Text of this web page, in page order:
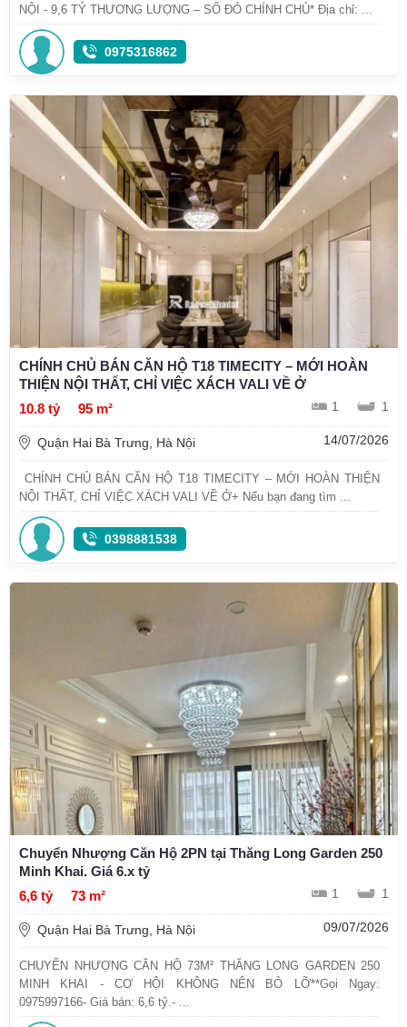
NỘI - 9,6 TỶ THƯƠNG LƯỢNG – SỔ ĐỎ CHÍNH CHỦ* Địa chỉ: ...
0975316862
CHÍNH CHỦ BÁN CĂN HỘ T18 TIMECITY – MỚI HOÀN
THIỆN NỘI THẤT, CHỈ VIỆC XÁCH VALI VỀ Ở
10.8 tỷ
95 m² 1 1
Quận Hai Bà Trưng, Hà Nội 14/07/2026
CHÍNH CHỦ BÁN CĂN HỘ T18 TIMECITY – MỚI HOÀN THIỆN
NỘI THẤT, CHỈ VIỆC XÁCH VALI VỀ Ở+ Nếu bạn đang tìm ...
0398881538
Chuyển Nhượng Căn Hộ 2PN tại Thăng Long Garden 250
Minh Khai. Giá 6.x tỷ
6,6 tỷ
73 m² 1 1
Quận Hai Bà Trưng, Hà Nội 09/07/2026
CHUYỂN NHƯỢNG CĂN HỘ 73M² THĂNG LONG GARDEN 250
MINH KHAI - CƠ HỘI KHÔNG NÊN BỎ LỠ**Gọi Ngay:
0975997166- Giá bán: 6,6 tỷ.- ...